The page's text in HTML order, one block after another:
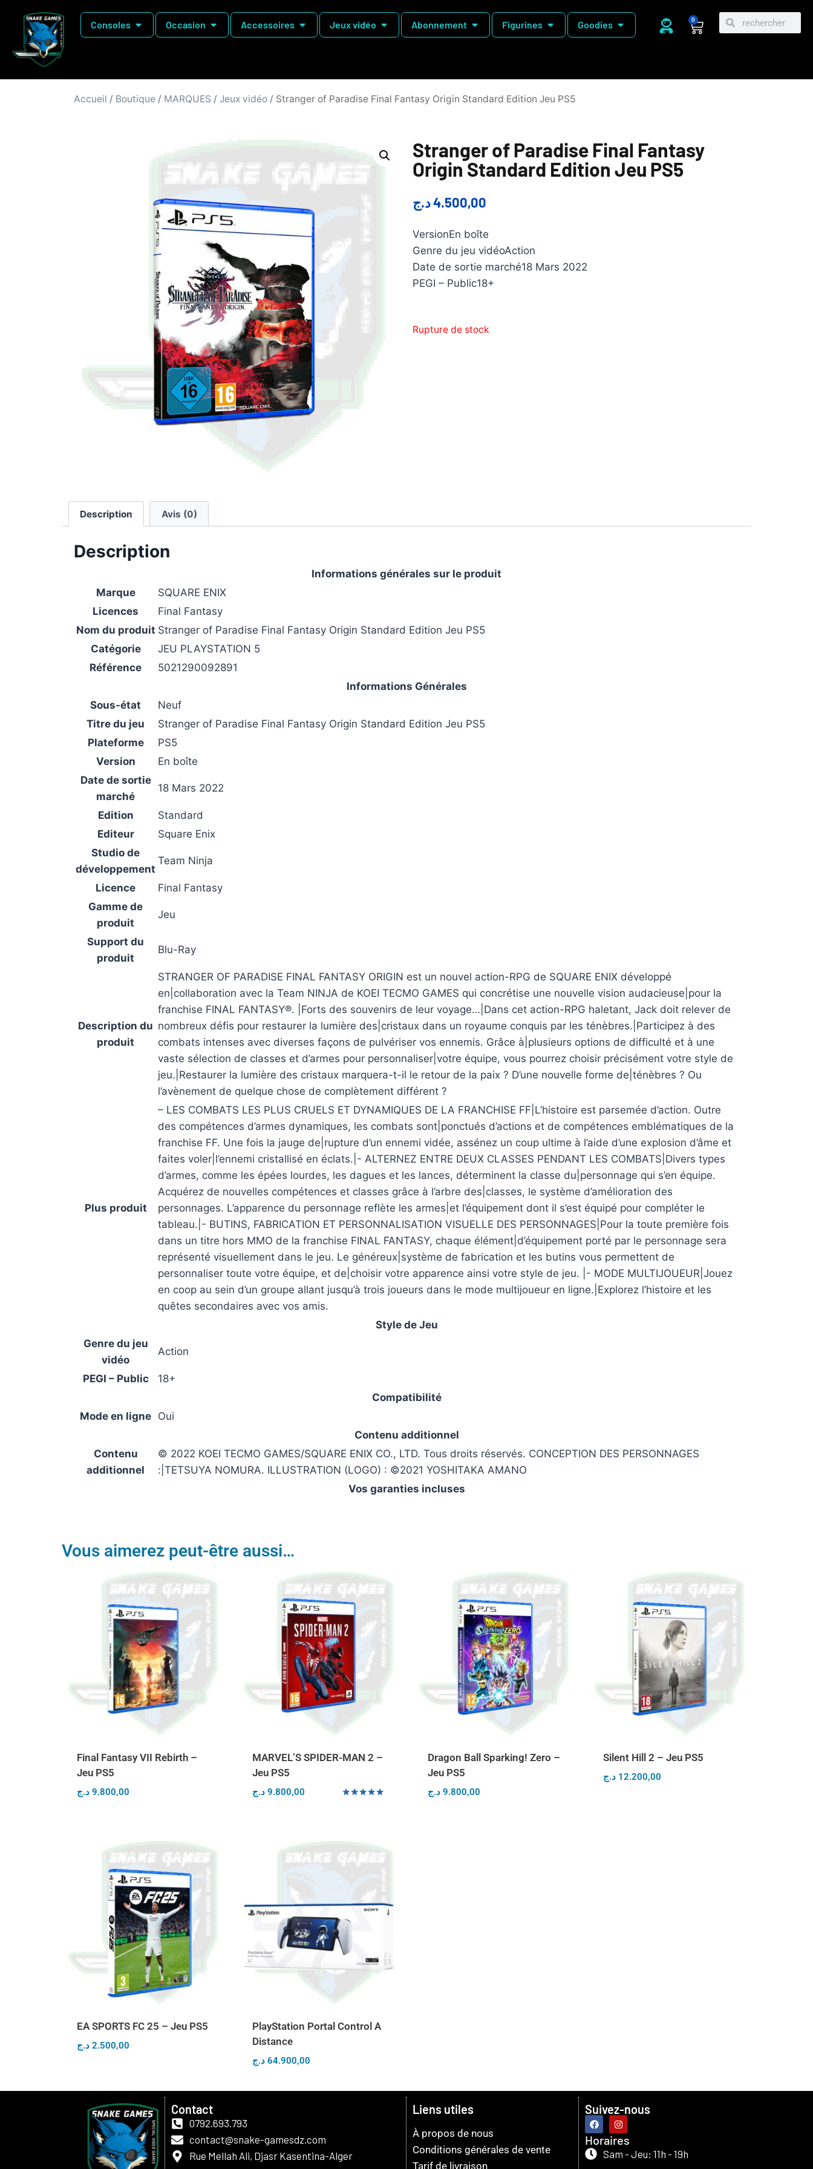
Consoles Occasion Accessoires Jeux vidéo Abonnement Figurines Goodies 0
Accueil / Boutique / MARQUES / Jeux vidéo / Stranger of Paradise Final Fantasy Origin Standard Edition Jeu PS5
Stranger of Paradise Final Fantasy
Origin Standard Edition Jeu PS5
4.500,00د.ج
VersionEn boîte
Genre du jeu vidéoAction
Date de sortie marché18 Mars 2022
PEGI – Public18+
Rupture de stock
Description Avis (0)
Description
Informations générales sur le produit
Marque
SQUARE ENIX
Licences
Final Fantasy
Nom du produit Stranger of Paradise Final Fantasy Origin Standard Edition Jeu PS5
Catégorie
JEU PLAYSTATION 5
Référence
5021290092891
Informations Générales
Sous-état
Neuf
Titre du jeu
Stranger of Paradise Final Fantasy Origin Standard Edition Jeu PS5
Plateforme
PS5
Version
En boîte
Date de sortie
marché
18 Mars 2022
Edition
Standard
Editeur
Square Enix
Studio de
développement
Team Ninja
Licence
Final Fantasy
Gamme de
produit
Jeu
Support du
produit
Blu-Ray
Description du
produit
STRANGER OF PARADISE FINAL FANTASY ORIGIN est un nouvel action-RPG de SQUARE ENIX développé
en|collaboration avec la Team NINJA de KOEI TECMO GAMES qui concrétise une nouvelle vision audacieuse|pour la
franchise FINAL FANTASY®. |Forts des souvenirs de leur voyage…|Dans cet action-RPG haletant, Jack doit relever de
nombreux défis pour restaurer la lumière des|cristaux dans un royaume conquis par les ténèbres.|Participez à des
combats intenses avec diverses façons de pulvériser vos ennemis. Grâce à|plusieurs options de difficulté et à une
vaste sélection de classes et d’armes pour personnaliser|votre équipe, vous pourrez choisir précisément votre style de
jeu.|Restaurer la lumière des cristaux marquera-t-il le retour de la paix ? D’une nouvelle forme de|ténèbres ? Ou
l’avènement de quelque chose de complètement différent ?
Plus produit
– LES COMBATS LES PLUS CRUELS ET DYNAMIQUES DE LA FRANCHISE FF|L’histoire est parsemée d’action. Outre
des compétences d’armes dynamiques, les combats sont|ponctués d’actions et de compétences emblématiques de la
franchise FF. Une fois la jauge de|rupture d’un ennemi vidée, assénez un coup ultime à l’aide d’une explosion d’âme et
faites voler|l’ennemi cristallisé en éclats.|- ALTERNEZ ENTRE DEUX CLASSES PENDANT LES COMBATS|Divers types
d’armes, comme les épées lourdes, les dagues et les lances, déterminent la classe du|personnage qui s’en équipe.
Acquérez de nouvelles compétences et classes grâce à l’arbre des|classes, le système d’amélioration des
personnages. L’apparence du personnage reflète les armes|et l’équipement dont il s’est équipé pour compléter le
tableau.|- BUTINS, FABRICATION ET PERSONNALISATION VISUELLE DES PERSONNAGES|Pour la toute première fois
dans un titre hors MMO de la franchise FINAL FANTASY, chaque élément|d’équipement porté par le personnage sera
représenté visuellement dans le jeu. Le généreux|système de fabrication et les butins vous permettent de
personnaliser toute votre équipe, et de|choisir votre apparence ainsi votre style de jeu. |- MODE MULTIJOUEUR|Jouez
en coop au sein d’un groupe allant jusqu’à trois joueurs dans le mode multijoueur en ligne.|Explorez l’histoire et les
quêtes secondaires avec vos amis.
Style de Jeu
Genre du jeu
vidéo
Action
PEGI – Public
18+
Compatibilité
Mode en ligne Oui
Contenu additionnel
Contenu
additionnel
© 2022 KOEI TECMO GAMES/SQUARE ENIX CO., LTD. Tous droits réservés. CONCEPTION DES PERSONNAGES
:|TETSUYA NOMURA. ILLUSTRATION (LOGO) : ©2021 YOSHITAKA AMANO
Vos garanties incluses
Vous aimerez peut-être aussi…
Final Fantasy VII Rebirth –
Jeu PS5
9.800,00 د.ج
MARVEL’S SPIDER-MAN 2 –
Jeu PS5
9.800,00 د.ج
Dragon Ball Sparking! Zero –
Jeu PS5
9.800,00 د.ج
Silent Hill 2 – Jeu PS5
12.200,00 د.ج
EA SPORTS FC 25 – Jeu PS5
2.500,00 د.ج
PlayStation Portal Control A
Distance
64.900,00 د.ج
Contact
0792.693.793
contact@snake-gamesdz.com
Rue Mellah Ali, Djasr Kasentina-Alger
Liens utiles
À propos de nous
Conditions générales de vente
Tarif de livraison
Suivez-nous
Horaires
Sam - Jeu: 11h - 19h